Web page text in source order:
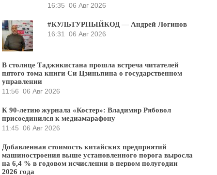
16:35 06 Авг 2026
#КУЛЬТУРНЫЙКОД — Андрей Логинов
16:31
06 Авг 2026
В столице Таджикистана прошла встреча читателей
пятого тома книги Си Цзиньпина о государственном
управлении
11:56 06 Авг 2026
К 90-летию журнала «Костер»: Владимир Рябовол
присоединился к медиамарафону
11:45 06 Авг 2026
Добавленная стоимость китайских предприятий
машиностроения выше установленного порога выросла
на 6,4 % в годовом исчислении в первом полугодии
2026 года